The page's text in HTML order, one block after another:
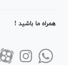
همراه ما باشید !